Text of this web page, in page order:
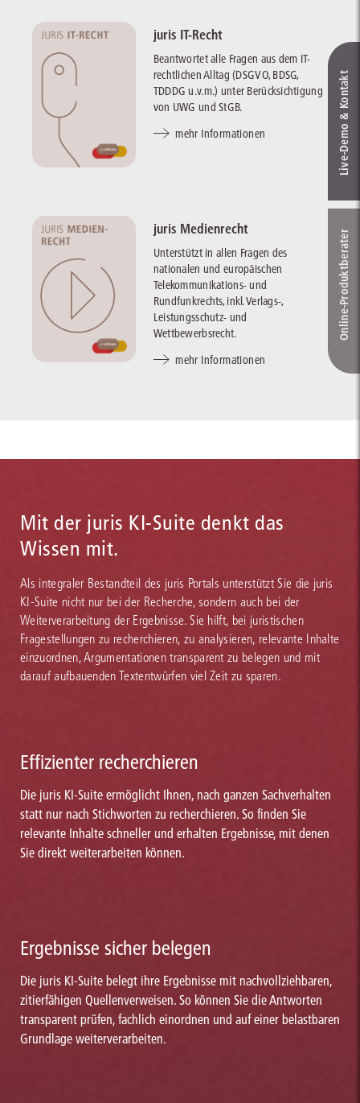
juris IT-Recht
Beantwortet alle Fragen aus dem IT-
rechtlichen Alltag (DSGVO, BDSG,
TDDDG u.v.m.) unter Berücksichtigung
von UWG und StGB.
mehr Informationen
juris Medienrecht
Unterstützt in allen Fragen des
nationalen und europäischen
Telekommunikations- und
Rundfunkrechts, inkl. Verlags-,
Leistungsschutz- und
Wettbewerbsrecht.
mehr Informationen
Mit der juris KI-Suite denkt das
Wissen mit.
Als integraler Bestandteil des juris Portals unterstützt Sie die juris
KI-Suite nicht nur bei der Recherche, sondern auch bei der
Weiterverarbeitung der Ergebnisse. Sie hilft, bei juristischen
Fragestellungen zu recherchieren, zu analysieren, relevante Inhalte
einzuordnen, Argumentationen transparent zu belegen und mit
darauf aufbauenden Textentwürfen viel Zeit zu sparen.
Effizienter recherchieren
Die juris KI-Suite ermöglicht Ihnen, nach ganzen Sachverhalten
statt nur nach Stichworten zu recherchieren. So finden Sie
relevante Inhalte schneller und erhalten Ergebnisse, mit denen
Sie direkt weiterarbeiten können.
Ergebnisse sicher belegen
Die juris KI-Suite belegt ihre Ergebnisse mit nachvollziehbaren,
zitierfähigen Quellenverweisen. So können Sie die Antworten
transparent prüfen, fachlich einordnen und auf einer belastbaren
Grundlage weiterverarbeiten.
Live‑Demo & Kontakt
Online-Produkt­berater